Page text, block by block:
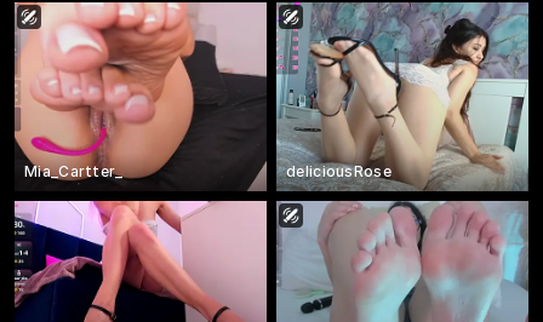
Mia_Cartter_ deliciousRose